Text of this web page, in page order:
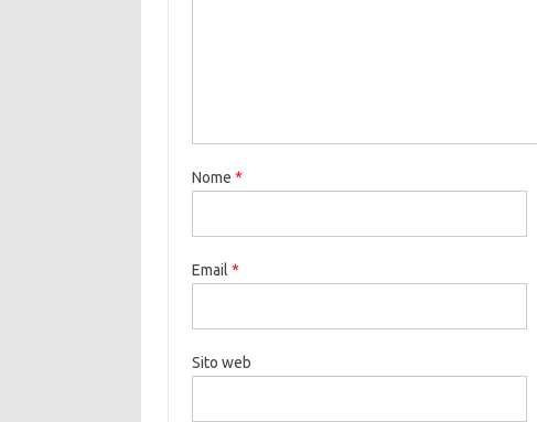
Nome *
Email *
Sito web